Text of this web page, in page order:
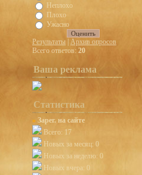
Неплохо
Плохо
Ужасно
Результаты Архив опросов
Всего ответов: 20
Ваша реклама
Статистика
» Зарег. на сайте
Всего: 17
Новых за месяц: 0
Новых за неделю: 0
Новых вчера: 0